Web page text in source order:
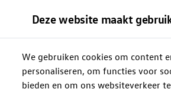
Deze website maakt
We gebruiken cookies om content
personaliseren, om functies voor
bieden en om ons websiteverkeer